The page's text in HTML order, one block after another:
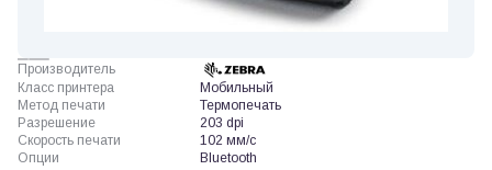
Производитель
Класс принтера
Мобильный
Метод печати
Термопечать
Разрешение
203 dpi
Скорость печати
102 мм/с
Опции
Bluetooth